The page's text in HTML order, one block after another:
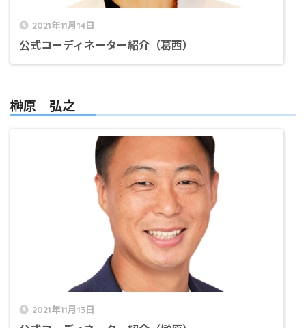
2021年11月14日
公式コーディネーター紹介（葛西）
榊原 弘之
2021年11月13日